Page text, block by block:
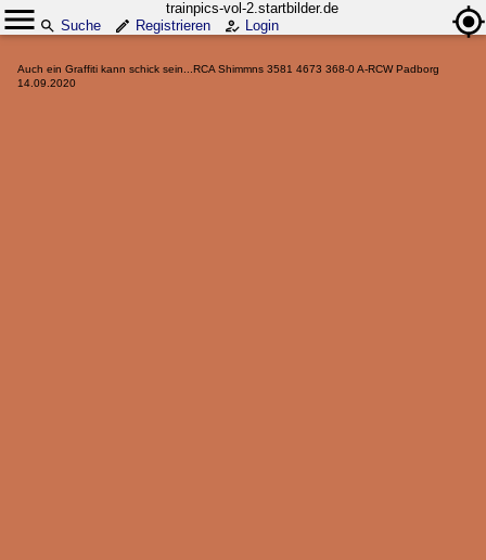
trainpics-vol-2.startbilder.de
Suche
Registrieren Login
Auch ein Graffiti kann schick sein...RCA Shimmns 3581 4673 368-0 A-RCW Padborg
14.09.2020